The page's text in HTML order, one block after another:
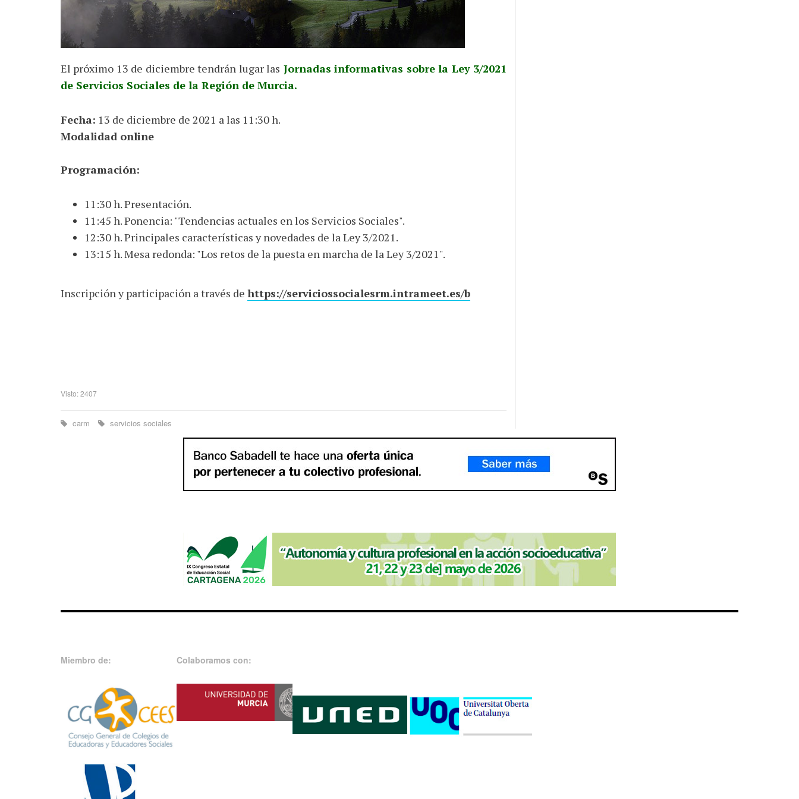
El próximo 13 de diciembre tendrán lugar las Jornadas informativas sobre la Ley 3/2021
de Servicios Sociales de la Región de Murcia.
Fecha: 13 de diciembre de 2021 a las 11:30 h.
Modalidad online
Programación:
11:30 h. Presentación.
11:45 h. Ponencia: "Tendencias actuales en los Servicios Sociales".
12:30 h. Principales características y novedades de la Ley 3/2021.
13:15 h. Mesa redonda: "Los retos de la puesta en marcha de la Ley 3/2021".
Inscripción y participación a través de https://serviciossocialesrm.intrameet.es/b
Visto: 2407
carm servicios sociales
Miembro de: Colaboramos con: